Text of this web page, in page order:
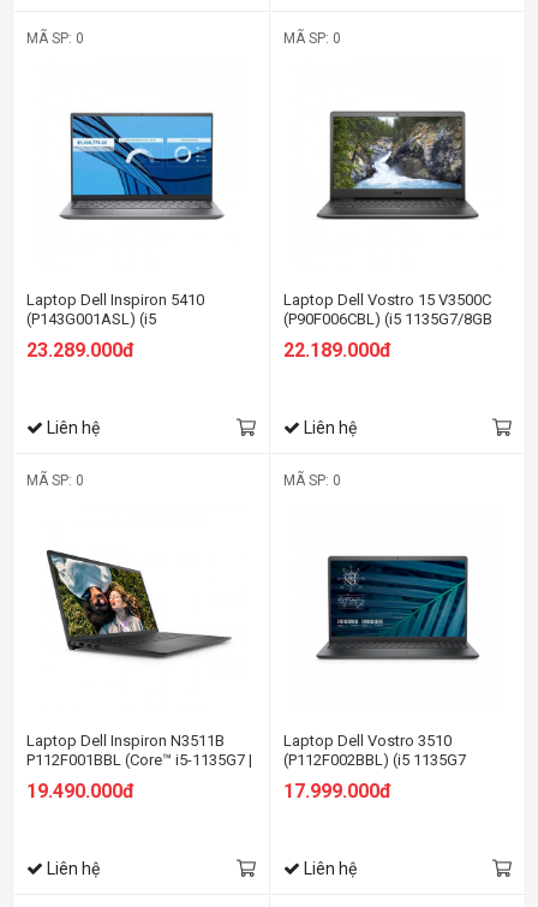
MÃ SP: 0
Laptop Dell Inspiron 5410
(P143G001ASL) (i5
SSD/14.0 inch FHD
23.289.000đ
Liên hệ
MÃ SP: 0
Laptop Dell Vostro 15 V3500C
(P90F006CBL) (i5 1135G7/8GB
FHD/MX330 2GB/Win10+Office/
22.189.000đ
Liên hệ
MÃ SP: 0
Laptop Dell Inspiron N3511B
P112F001BBL (Core™ i5-1135G7 |
4GB | 512GB | Intel UHD | 15.6-
inch FHD | Win 10 | Office | Đen)
19.490.000đ
Liên hệ
MÃ SP: 0
Laptop Dell Vostro 3510
(P112F002BBL) (i5 1135G7
8GBRAM/512GB SSD/MX350
2G/15.6 inch FHD/Win11/Office
17.999.000đ
Liên hệ